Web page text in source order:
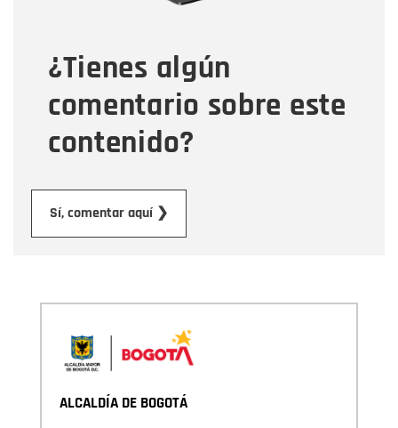
¿Tienes algún
comentario sobre este
contenido?
Sí, comentar aquí ❯
Mensaje
ALCALDÍA DE BOGOTÁ